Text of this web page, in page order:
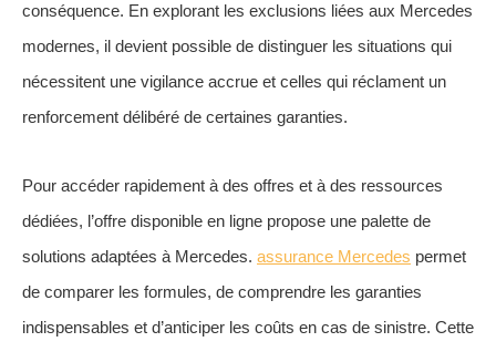
conséquence. En explorant les exclusions liées aux Mercedes
modernes, il devient possible de distinguer les situations qui
nécessitent une vigilance accrue et celles qui réclament un
renforcement délibéré de certaines garanties.
Pour accéder rapidement à des offres et à des ressources
dédiées, l’offre disponible en ligne propose une palette de
solutions adaptées à Mercedes. assurance Mercedes permet
de comparer les formules, de comprendre les garanties
indispensables et d’anticiper les coûts en cas de sinistre. Cette